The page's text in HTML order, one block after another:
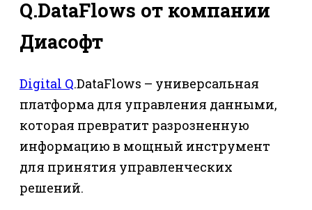
Q.DataFlows от компании
Диасофт
Digital Q.DataFlows – универсальная
платформа для управления данными,
которая превратит разрозненную
информацию в мощный инструмент
для принятия управленческих
решений.